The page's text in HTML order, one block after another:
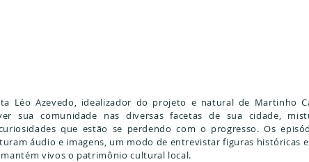
Léo Azevedo, idealizador do projeto e natural de Martinho
sua comunidade nas diversas facetas de sua cidade,
que estão se perdendo com o progresso. Os
áudio e imagens, um modo de entrevistar figuras históricas
vivos o patrimônio cultural local.